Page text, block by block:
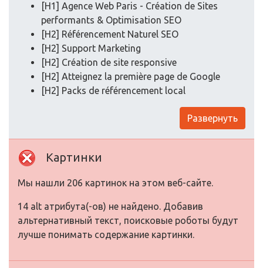
[H1] Agence Web Paris - Création de Sites
performants & Optimisation SEO
[H2] Référencement Naturel SEO
[H2] Support Marketing
[H2] Création de site responsive
[H2] Atteignez la première page de Google
[H2] Packs de référencement local
Развернуть
Картинки
Мы нашли 206 картинок на этом веб-сайте.
14 alt атрибута(-ов) не найдено. Добавив
альтернативный текст, поисковые роботы будут
лучше понимать содержание картинки.